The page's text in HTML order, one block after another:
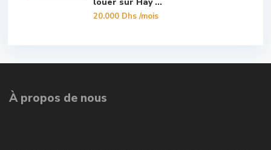
20.000 Dhs/mois
À propos de nous